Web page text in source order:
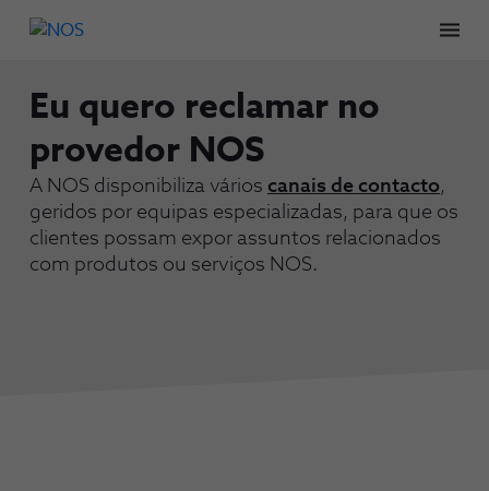
Eu quero reclamar no
provedor NOS
A NOS disponibiliza vários canais de contacto,
geridos por equipas especializadas, para que os
clientes possam expor assuntos relacionados
com produtos ou serviços NOS.